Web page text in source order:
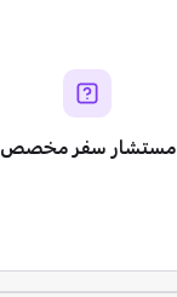
مستشار سفر مخصص